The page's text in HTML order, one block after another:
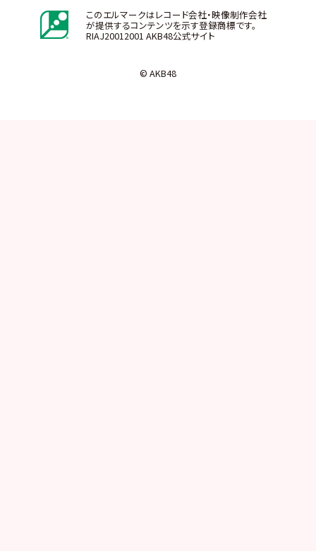
このエルマークはレコード会社・映像制作会社
が提供するコンテンツを示す登録商標です。
RIAJ20012001 AKB48公式サイト
© AKB48